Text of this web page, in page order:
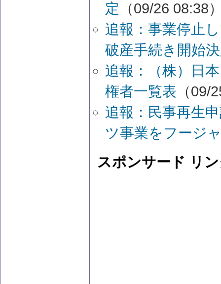
定 （09/26 08:38
追報：事業停止
破産手続き開始
追報：（株）日
権者一覧表 （09/
追報：民事再生
ツ事業をフージ
スポンサード リ